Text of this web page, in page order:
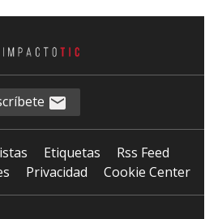
Etiquetas
Rss Feed
Privacidad Cookie Center